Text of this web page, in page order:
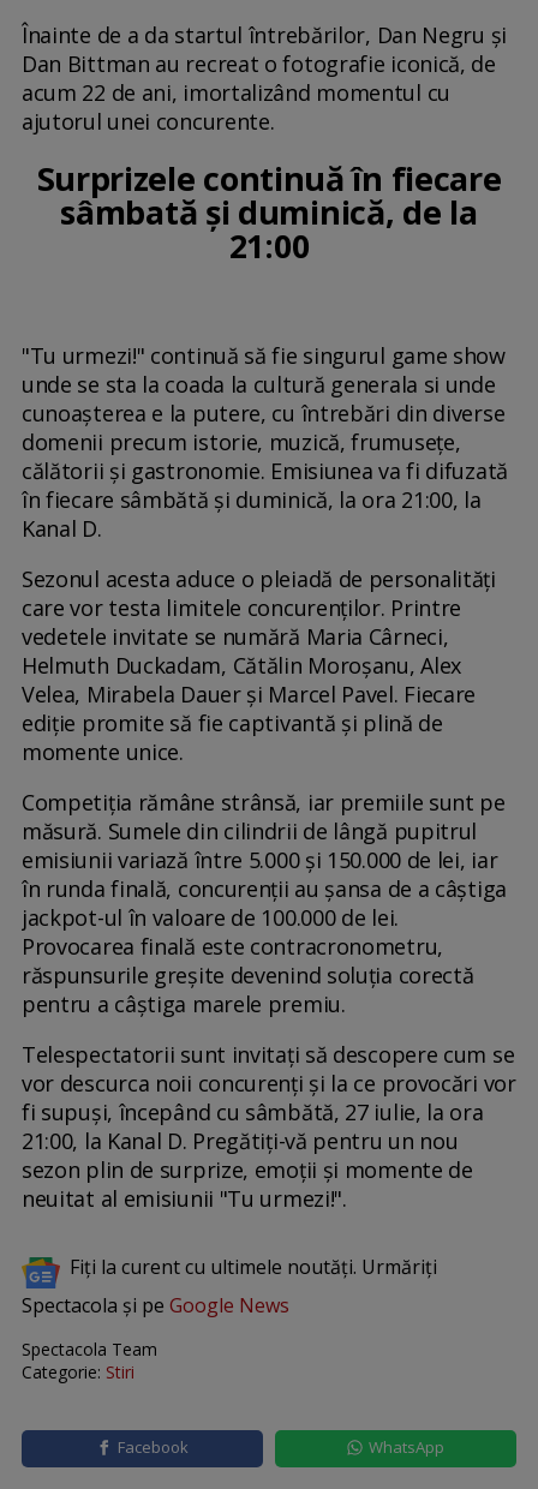
Înainte de a da startul întrebărilor, Dan Negru și
Dan Bittman au recreat o fotografie iconică, de
acum 22 de ani, imortalizând momentul cu
ajutorul unei concurente.
Surprizele continuă în fiecare
sâmbată şi duminică, de la
21:00
"Tu urmezi!" continuă să fie singurul game show
unde se sta la coada la cultură generala si unde
cunoaşterea e la putere, cu întrebări din diverse
domenii precum istorie, muzică, frumusețe,
călătorii și gastronomie. Emisiunea va fi difuzată
în fiecare sâmbătă și duminică, la ora 21:00, la
Kanal D.
Sezonul acesta aduce o pleiadă de personalități
care vor testa limitele concurenților. Printre
vedetele invitate se numără Maria Cârneci,
Helmuth Duckadam, Cătălin Moroșanu, Alex
Velea, Mirabela Dauer și Marcel Pavel. Fiecare
ediție promite să fie captivantă și plină de
momente unice.
Competiția rămâne strânsă, iar premiile sunt pe
măsură. Sumele din cilindrii de lângă pupitrul
emisiunii variază între 5.000 și 150.000 de lei, iar
în runda finală, concurenții au șansa de a câștiga
jackpot-ul în valoare de 100.000 de lei.
Provocarea finală este contracronometru,
răspunsurile greșite devenind soluția corectă
pentru a câștiga marele premiu.
Telespectatorii sunt invitați să descopere cum se
vor descurca noii concurenți și la ce provocări vor
fi supuși, începând cu sâmbătă, 27 iulie, la ora
21:00, la Kanal D. Pregătiți-vă pentru un nou
sezon plin de surprize, emoții și momente de
neuitat al emisiunii "Tu urmezi!".
Fiți la curent cu ultimele noutăți. Urmăriți
Spectacola și pe Google News
Spectacola Team
Categorie: Stiri
Facebook WhatsApp